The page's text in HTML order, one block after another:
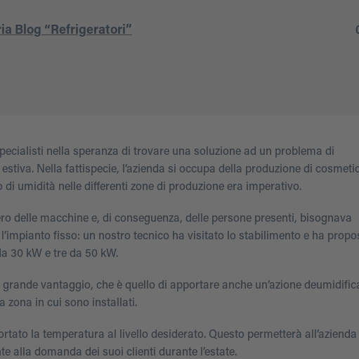
Blog “Refrigeratori”
nella speranza di trovare una soluzione ad un problema di
Nella fattispecie, l’azienda si occupa della produzione di
umidità nelle differenti zone di produzione era imperativo.
delle macchine e, di conseguenza, delle persone presenti, bisognava
fisso: un nostro tecnico ha visitato lo stabilimento e ha
30 kW e tre da 50 kW.
vantaggio, che è quello di apportare anche un’azione
zona in cui sono installati.
la temperatura al livello desiderato. Questo permetterà all’azienda
alla domanda dei suoi clienti durante l’estate.